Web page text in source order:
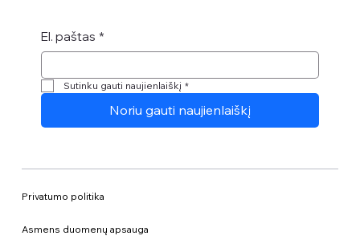
El. paštas *
Sutinku gauti naujienlaiškį *
Noriu gauti naujienlaiškį
Privatumo politika
Asmens duomenų apsauga